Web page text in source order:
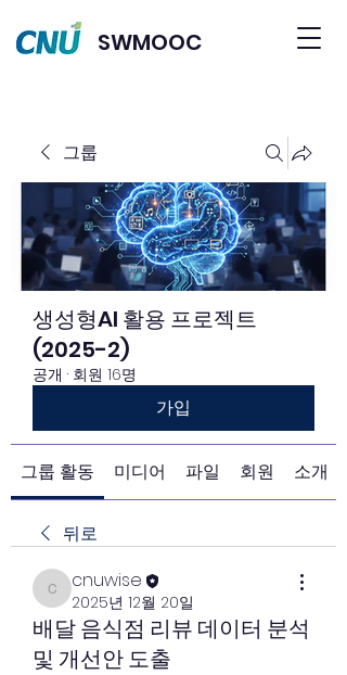
SWMOOC
그룹
생성형AI 활용 프로젝트
(2025-2)
공개 · 회원 16명
가입
그룹 활동 미디어 파일 회원 소개
뒤로
cnuwise
cnuwise
2025년 12월 20일
배달 음식점 리뷰 데이터 분석
및 개선안 도출